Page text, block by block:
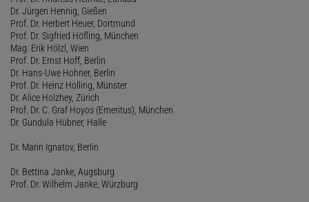
Dr. Jürgen Hennig, Gießen
Prof. Dr. Herbert Heuer, Dortmund
Prof. Dr. Sigfried Höfling, München
Mag. Erik Hölzl, Wien
Prof. Dr. Ernst Hoff, Berlin
Dr. Hans-Uwe Hohner, Berlin
Prof. Dr. Heinz Holling, Münster
Dr. Alice Holzhey, Zürich
Prof. Dr. C. Graf Hoyos (Emeritus), München
Dr. Gundula Hübner, Halle
Dr. Marin Ignatov, Berlin
Dr. Bettina Janke, Augsburg
Prof. Dr. Wilhelm Janke, Würzburg